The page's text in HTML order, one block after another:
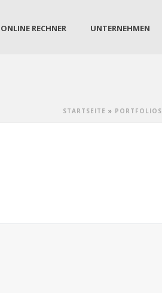
ONLINE RECHNER UNTERNEHMEN
STARTSEITE » PORTFOLIOS